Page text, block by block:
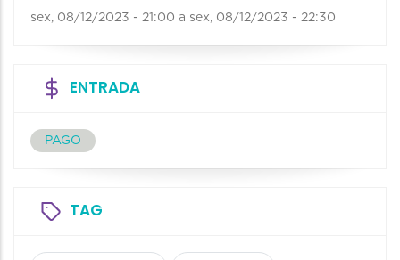
sex, 08/12/2023 - 21:00 a sex, 08/12/2023 - 22:30
ENTRADA
PAGO
TAG